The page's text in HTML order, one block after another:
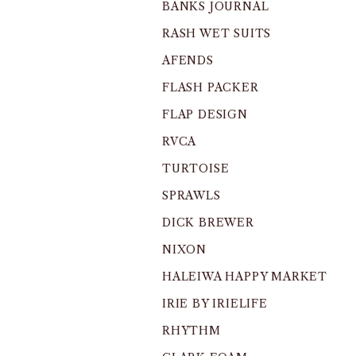
BANKS JOURNAL
RASH WET SUITS
AFENDS
FLASH PACKER
FLAP DESIGN
RVCA
TURTOISE
SPRAWLS
DICK BREWER
NIXON
HALEIWA HAPPY MARKET
IRIE BY IRIELIFE
RHYTHM